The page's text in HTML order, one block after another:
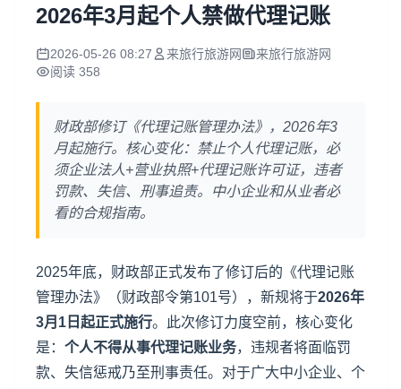
2026年3月起个人禁做代理记账
2026-05-26 08:27 来旅行旅游网
来旅行旅游网
阅读 358
财政部修订《代理记账管理办法》，2026年3
月起施行。核心变化：禁止个人代理记账，必
须企业法人+营业执照+代理记账许可证，违者
罚款、失信、刑事追责。中小企业和从业者必
看的合规指南。
2025年底，财政部正式发布了修订后的《代理记账
管理办法》（财政部令第101号），新规将于2026年
3月1日起正式施行。此次修订力度空前，核心变化
是： 个人不得从事代理记账业务，违规者将面临罚
款、失信惩戒乃至刑事责任。对于广大中小企业、个